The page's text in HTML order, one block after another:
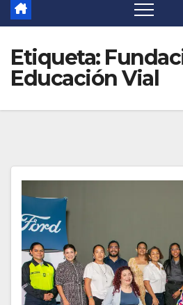
Etiqueta:
Educación Vial